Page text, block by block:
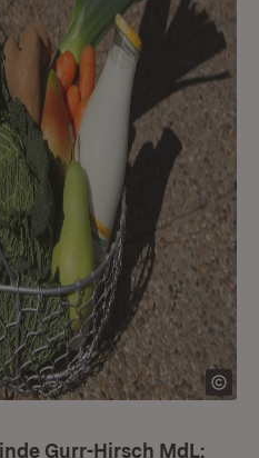
Gurr-Hirsch MdL: